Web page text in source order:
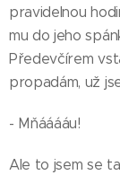
pravidelnou
mu do jeho
Předevčírem
propadám, už
- Mňááááu!
Ale to jsem se